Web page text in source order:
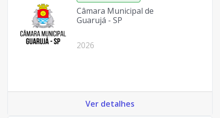
Câmara Municipal de
Guarujá - SP
2026
Ver detalhes